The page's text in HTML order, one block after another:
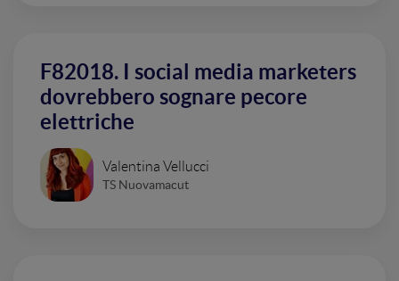
F82018. I social media marketers
dovrebbero sognare pecore
elettriche
Valentina Vellucci
TS Nuovamacut